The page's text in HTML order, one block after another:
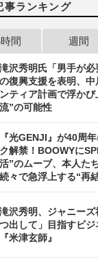
事ランキング
間 週間
滝沢秀明氏「男手が
の復興支援を表明、中
ンティア計画で浮かび
流”の可能性
『光GENJI』が40周
ク解禁！BOOWYに
活”のムーブ、本人た
続々で急浮上する“再
滝沢秀明、ジャニー
つ出して」目指すビ
『米津玄師』